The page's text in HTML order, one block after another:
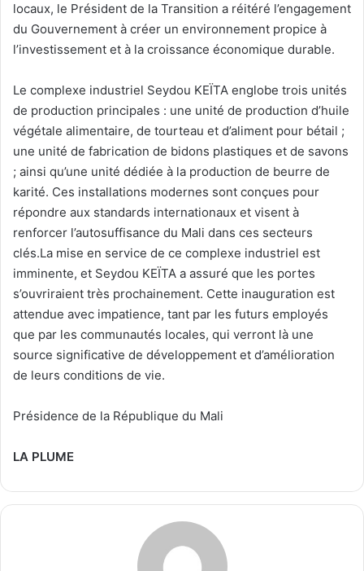
locaux, le Président de la Transition a réitéré l’engagement
du Gouvernement à créer un environnement propice à
l’investissement et à la croissance économique durable.
Le complexe industriel Seydou KEÏTA englobe trois unités
de production principales : une unité de production d’huile
végétale alimentaire, de tourteau et d’aliment pour bétail ;
une unité de fabrication de bidons plastiques et de savons
; ainsi qu’une unité dédiée à la production de beurre de
karité. Ces installations modernes sont conçues pour
répondre aux standards internationaux et visent à
renforcer l’autosuffisance du Mali dans ces secteurs
clés.La mise en service de ce complexe industriel est
imminente, et Seydou KEÏTA a assuré que les portes
s’ouvriraient très prochainement. Cette inauguration est
attendue avec impatience, tant par les futurs employés
que par les communautés locales, qui verront là une
source significative de développement et d’amélioration
de leurs conditions de vie.
Présidence de la République du Mali
LA PLUME